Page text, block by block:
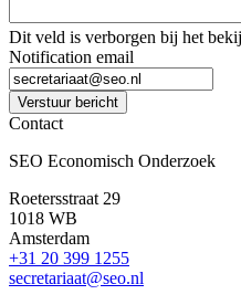
Dit veld is verborgen bij het
Notification email
Verstuur bericht
Contact
SEO Economisch Onderzoek
Roetersstraat 29
1018 WB
Amsterdam
+31 20 399 1255
secretariaat@seo.nl